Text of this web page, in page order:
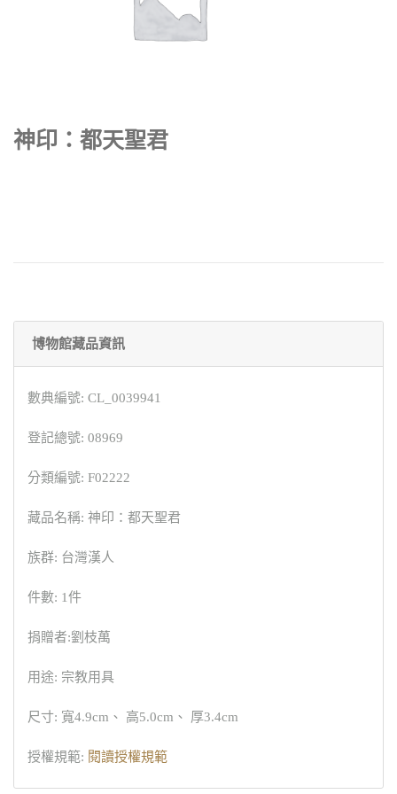
神印：都天聖君
博物館藏品資訊
數典編號: CL_0039941
登記總號: 08969
分類編號: F02222
藏品名稱: 神印：都天聖君
族群: 台灣漢人
件數: 1件
捐贈者:劉枝萬
用途: 宗教用具
尺寸: 寬4.9cm、 高5.0cm、 厚3.4cm
授權規範: 閱讀授權規範